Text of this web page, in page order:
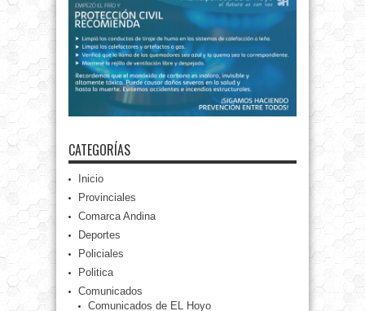
CATEGORÍAS
Inicio
Provinciales
Comarca Andina
Deportes
Policiales
Politica
Comunicados
Comunicados de EL Hoyo